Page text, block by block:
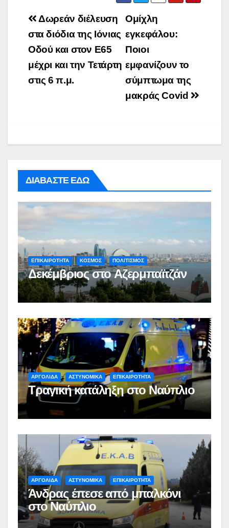
Post
navigation
Ομίχλη
εγκεφάλου:
Ποιοι
εμφανίζουν το
σύμπτωμα της
μακράς Covid
Δωρεάν διέλευση
στα διόδια της Ιόνιας
Οδού και στον Ε65
μέχρι και την Τετάρτη
στις 6 π.μ.
ΔΙΑΒΑΣΤΕ ΕΔΩ
ΕΠΙΚΑΙΡΟΤΗΤΑ ΚΟΣΜΟΣ ΠΟΛΙΤΙΣΜΟΣ
Δεκέμβριος στο Αζερμπαϊτζάν
ΑΡΓΟΛΙΔΑ ΑΣΤΥΝΟΜΙΚΑ ΕΠΙΚΑΙΡΟΤΗΤΑ
Τραγική κατάληξη στο Ναύπλιο
ΑΡΓΟΛΙΔΑ ΑΣΤΥΝΟΜΙΚΑ ΕΠΙΚΑΙΡΟΤΗΤΑ
Άνδρας έπεσε από μπαλκόνι
στο Ναύπλιο